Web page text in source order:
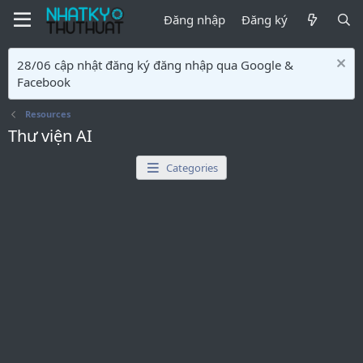
Đăng nhập Đăng ký
28/06 cập nhật đăng ký đăng nhập qua Google &
Facebook
Resources
Thư viện AI
Categories